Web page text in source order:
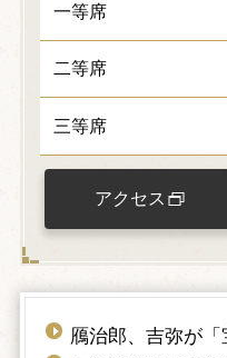
一等席
二等席
三等席
アクセス
鴈治郎、吉弥が